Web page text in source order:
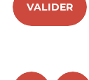
VALIDER